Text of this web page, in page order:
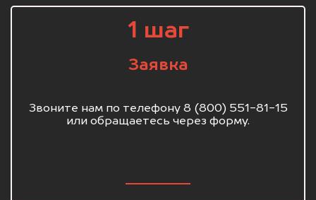
1 шаг
Заявка
Звоните нам по телефону 8 (800) 551-81-15
или обращаетесь через форму.